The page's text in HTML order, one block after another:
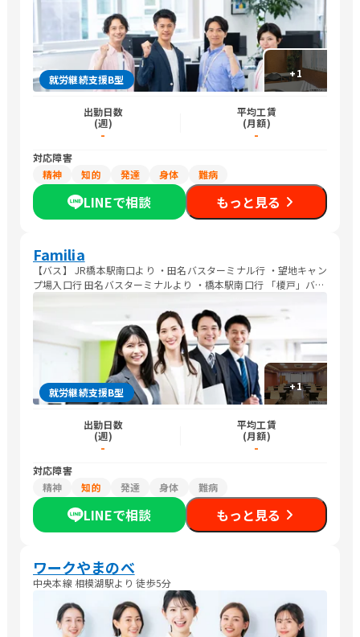
+1
就労継続支援B型
出勤日数
(週)
-
平均工賃
(月額)
-
対応障害
精神
知的 発達 身体 難病
LINEで相談 もっと見る
Familia
【バス】 JR橋本駅南口より ・田名バスターミナル行 ・望地キャン
プ場入口行 田名バスターミナルより ・橋本駅南口行 「榎戸」バス
+1
就労継続支援B型
出勤日数
(週)
-
平均工賃
(月額)
-
対応障害
精神
知的 発達 身体 難病
LINEで相談 もっと見る
ワークやまのべ
中央本線 相模湖駅より 徒歩5分